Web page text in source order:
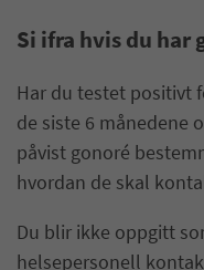
Si ifra hvis du har
Har du testet positivt
de siste 6 månedene
påvist gonoré
hvordan de skal
Du blir ikke oppgitt
helsepersonell